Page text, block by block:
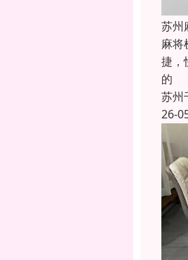
苏州
麻将
捷，
的
苏州
26-